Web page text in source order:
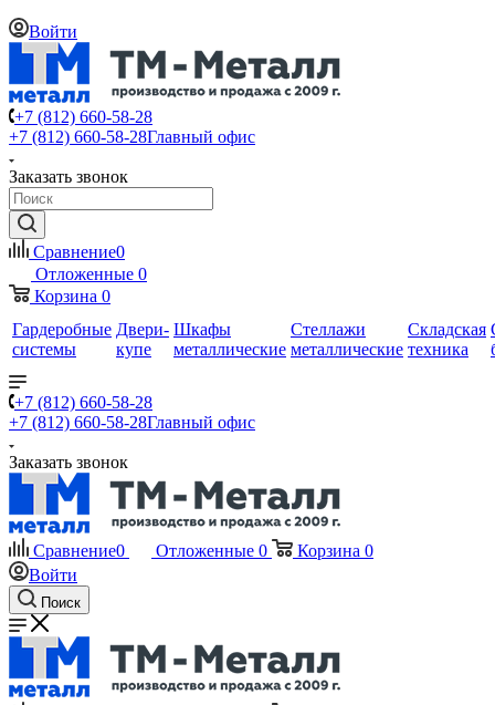
Войти
+7 (812) 660-58-28
+7 (812) 660-58-28Главный офис
Заказать звонок
Сравнение0
Отложенные 0
Корзина 0
Гардеробные
системы
Двери-
купе
Шкафы
металлические
Стеллажи
металлические
Складская
техника
+7 (812) 660-58-28
+7 (812) 660-58-28Главный офис
Заказать звонок
Сравнение0 Отложенные 0 Корзина 0
Войти
Поиск